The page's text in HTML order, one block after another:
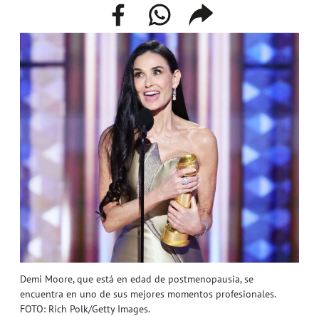
Demi Moore, que está en edad de postmenopausia, se
encuentra en uno de sus mejores momentos profesionales.
FOTO: Rich Polk/Getty Images.
facebookwhatsappcompartir
enlace